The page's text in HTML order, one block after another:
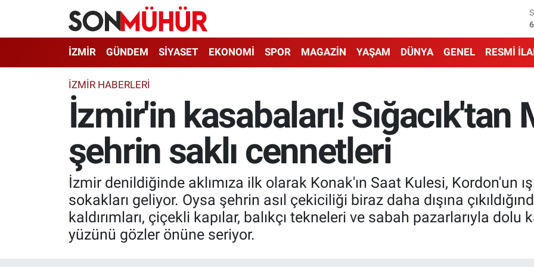
İZMİR GÜNDEM SİYASET EKONOMİ SPOR MAGAZİN YAŞAM DÜNYA GENEL RESMİ
İZMIR HABERLERI
İzmir'in kasabaları! Sığacık'tan
şehrin saklı cennetleri
İzmir denildiğinde aklımıza ilk olarak Konak'ın Saat Kulesi, Kordon'un
sokakları geliyor. Oysa şehrin asıl çekiciliği biraz daha dışına
kaldırımları, çiçekli kapılar, balıkçı tekneleri ve sabah pazarlarıyla
yüzünü gözler önüne seriyor.
İzmir Nöbetçi Eczaneler
İzmir Hava Durumu
İzmir Namaz Vakitleri
İzmir Trafik Yoğunluk Haritası
Süper Lig Puan Durumu ve Fikstür
Tüm Manşetler
Son Dakika Haberleri